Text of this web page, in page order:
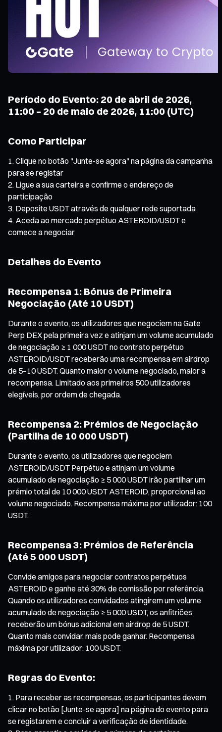
Período do Evento: 20 de abril de 2026,
11:00 – 20 de maio de 2026, 11:00 (UTC)
Como Participar
Clique no botão "Junte-se agora" na página da campanha
para se registar
Ligue a sua carteira e confirme o endereço de
participação
Deposite USDT através de qualquer rede suportada
Aceda ao mercado perpétuo ASTEROID/USDT e
comece a negociar
Detalhes do Evento
Recompensa 1: Bónus de Primeira
Negociação (Até 10 USDT)
Durante o evento, os utilizadores que negociem na Gate
Perp DEX pela primeira vez e atinjam um volume acumulado
de negociação ≥ 1 000 USDT no contrato perpétuo
ASTEROID/USDT receberão uma recompensa em airdrop
de 5–10 USDT. Quanto maior o volume negociado, maior a
recompensa. Limitado aos primeiros 500 utilizadores
elegíveis, por ordem de chegada.
Recompensa 2: Prémios de Negociação
(Partilha de 10 000 USDT)
Durante o evento, os utilizadores que negociem
ASTEROID/USDT Perpétuo e atinjam um volume
acumulado de negociação ≥ 5 000 USDT irão partilhar um
prémio total de 10 000 USDT ASTEROID, proporcional ao
volume negociado. Recompensa máxima por utilizador: 100
USDT.
Recompensa 3: Prémios de Referência
(Até 5 000 USDT)
Convide amigos para negociar contratos perpétuos
ASTEROID e ganhe até 30% de comissão por referência.
Quando os utilizadores convidados atingirem um volume
acumulado de negociação ≥ 5 000 USDT, os anfitriões
receberão um bónus adicional em airdrop de 5 USDT.
Quanto mais convidar, mais pode ganhar. Recompensa
máxima por utilizador: 100 USDT.
Regras do Evento:
Para receber as recompensas, os participantes devem
clicar no botão [Junte-se agora] na página do evento para
se registarem e concluir a verificação de identidade.